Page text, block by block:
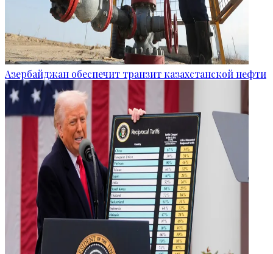
Азербайджан обеспечит транзит казахстанской нефти